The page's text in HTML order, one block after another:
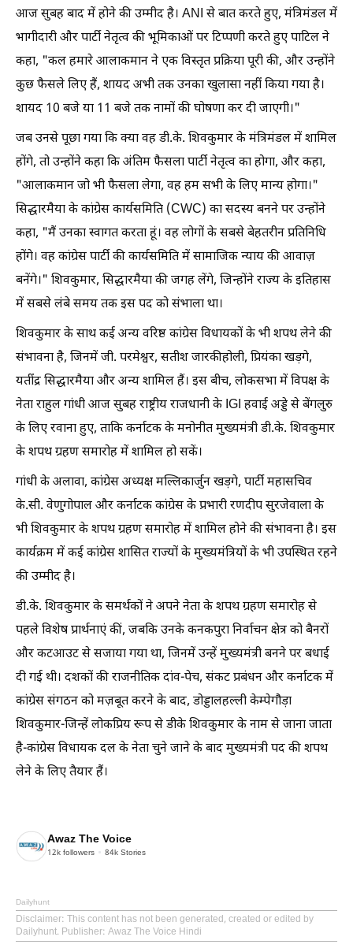
आज सुबह बाद में होने की उम्मीद है। ANI से बात करते हुए, मंत्रिमंडल में
भागीदारी और पार्टी नेतृत्व की भूमिकाओं पर टिप्पणी करते हुए पाटिल ने
कहा, "कल हमारे आलाकमान ने एक विस्तृत प्रक्रिया पूरी की, और उन्होंने
कुछ फैसले लिए हैं, शायद अभी तक उनका खुलासा नहीं किया गया है।
शायद 10 बजे या 11 बजे तक नामों की घोषणा कर दी जाएगी।"
जब उनसे पूछा गया कि क्या वह डी.के. शिवकुमार के मंत्रिमंडल में शामिल
होंगे, तो उन्होंने कहा कि अंतिम फैसला पार्टी नेतृत्व का होगा, और कहा,
"आलाकमान जो भी फैसला लेगा, वह हम सभी के लिए मान्य होगा।"
सिद्धारमैया के कांग्रेस कार्यसमिति (CWC) का सदस्य बनने पर उन्होंने
कहा, "मैं उनका स्वागत करता हूं। वह लोगों के सबसे बेहतरीन प्रतिनिधि
होंगे। वह कांग्रेस पार्टी की कार्यसमिति में सामाजिक न्याय की आवाज़
बनेंगे।" शिवकुमार, सिद्धारमैया की जगह लेंगे, जिन्होंने राज्य के इतिहास
में सबसे लंबे समय तक इस पद को संभाला था।
शिवकुमार के साथ कई अन्य वरिष्ठ कांग्रेस विधायकों के भी शपथ लेने की
संभावना है, जिनमें जी. परमेश्वर, सतीश जारकीहोली, प्रियंका खड़गे,
यतींद्र सिद्धारमैया और अन्य शामिल हैं। इस बीच, लोकसभा में विपक्ष के
नेता राहुल गांधी आज सुबह राष्ट्रीय राजधानी के IGI हवाई अड्डे से बेंगलुरु
के लिए रवाना हुए, ताकि कर्नाटक के मनोनीत मुख्यमंत्री डी.के. शिवकुमार
के शपथ ग्रहण समारोह में शामिल हो सकें।
गांधी के अलावा, कांग्रेस अध्यक्ष मल्लिकार्जुन खड़गे, पार्टी महासचिव
के.सी. वेणुगोपाल और कर्नाटक कांग्रेस के प्रभारी रणदीप सुरजेवाला के
भी शिवकुमार के शपथ ग्रहण समारोह में शामिल होने की संभावना है। इस
कार्यक्रम में कई कांग्रेस शासित राज्यों के मुख्यमंत्रियों के भी उपस्थित रहने
की उम्मीद है।
डी.के. शिवकुमार के समर्थकों ने अपने नेता के शपथ ग्रहण समारोह से
पहले विशेष प्रार्थनाएं कीं, जबकि उनके कनकपुरा निर्वाचन क्षेत्र को बैनरों
और कटआउट से सजाया गया था, जिनमें उन्हें मुख्यमंत्री बनने पर बधाई
दी गई थी। दशकों की राजनीतिक दांव-पेच, संकट प्रबंधन और कर्नाटक में
कांग्रेस संगठन को मज़बूत करने के बाद, डोड्डालहल्ली केम्पेगौड़ा
शिवकुमार-जिन्हें लोकप्रिय रूप से डीके शिवकुमार के नाम से जाना जाता
है-कांग्रेस विधायक दल के नेता चुने जाने के बाद मुख्यमंत्री पद की शपथ
लेने के लिए तैयार हैं।
Awaz The Voice
12k followers 84k Stories
Dailyhunt
Disclaimer: This content has not been generated, created or edited by
Dailyhunt. Publisher: Awaz The Voice Hindi